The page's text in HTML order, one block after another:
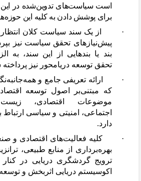
است سیاستهای تدوینشده در
برای پوشش دادن به کلیه این حوزه
· از یک سند سیاست کلان
پیشنیازهای تحقق سیاست نیز
بند یا بندهایی از این سند، به
تحقق توسعه دریامحور نیز
· ارائه تعریفی جامع و همهجانبه
که مبتنیبر اصول توسعه
موضوعات اقتصادی، زیست
اجتماعی، امنیتی و سیاسی
دارد.
· کلیه فعالیتهای اقتصادی و
بهرهبرداری از منابع طبیعی،
ترویج گردشگری دریایی در کنار
اکوسیستم دریایی اثربخش و توسعه